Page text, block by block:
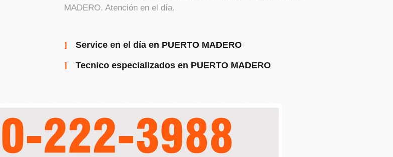
MADERO. Atención en el día.
Service en el día en PUERTO MADERO
Tecnico especializados en PUERTO MADERO